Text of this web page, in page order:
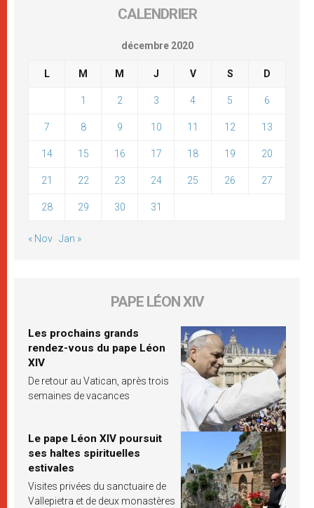
CALENDRIER
décembre 2020
L M M J V S D
1 2 3 4 5 6
7 8 9 10 11 12 13
14 15 16 17 18 19 20
21 22 23 24 25 26 27
28 29 30 31
« Nov Jan »
PAPE LÉON XIV
Les prochains grands
rendez-vous du pape Léon
XIV
De retour au Vatican, après trois
semaines de vacances
Le pape Léon XIV poursuit
ses haltes spirituelles
estivales
Visites privées du sanctuaire de
Vallepietra et de deux monastères